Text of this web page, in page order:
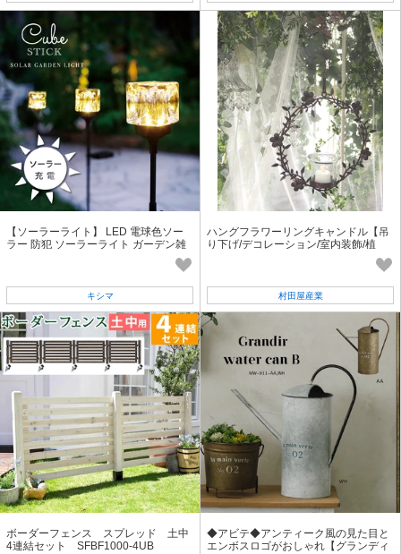
【ソーラーライト】 LED 電球色ソー
ラー 防犯 ソーラーライト ガーデン雑
キシマ
ハングフラワーリングキャンドル【吊
り下げ/デコレーション/室内装飾/植
村田屋産業
ボーダーフェンス スプレッド 土中
4連結セット SFBF1000-4UB
◆アビテ◆アンティーク風の見た目と
エンボスロゴがおしゃれ【グランディ